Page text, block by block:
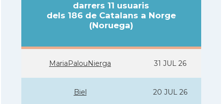
darrers 11 usuaris
dels 186 de Catalans a Norge
(Noruega)
MariaPalouNierga 31 JUL 26
Biel 20 JUL 26